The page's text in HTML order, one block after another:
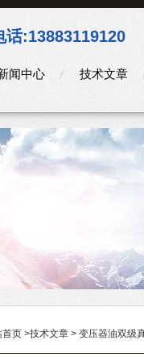
话:13883119120
闻中心 技术文章
首页 >技术文章 > 变压器油双级